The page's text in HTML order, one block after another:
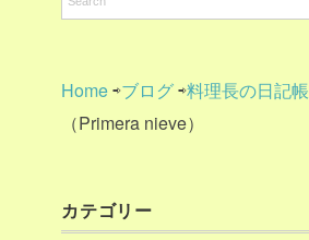
Home⇨ブログ⇨料理長の日記帳
（Primera nieve）
カテゴリー